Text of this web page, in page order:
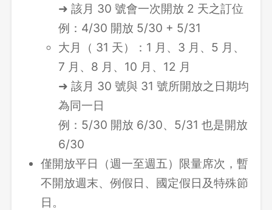
➜ 該月 30 號會一次開放 2 天之訂位
例：4/30 開放 5/30 + 5/31
大月（ 31 天）：1 月、3 月、5 月、
7 月、8 月、10 月、12 月
➜ 該月 30 號與 31 號所開放之日期均
為同一日
例：5/30 開放 6/30、5/31 也是開放
6/30
僅開放平日（週一至週五）限量席次，暫
不開放週末、例假日、國定假日及特殊節
日。